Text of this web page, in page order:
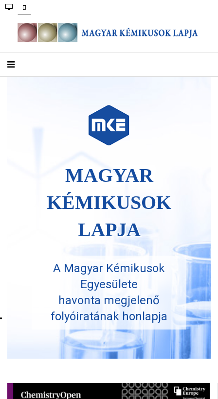
MAGYAR
KÉMIKUSOK
LAPJA
A Magyar Kémikusok
Egyesülete
havonta megjelenő
folyóiratának honlapja